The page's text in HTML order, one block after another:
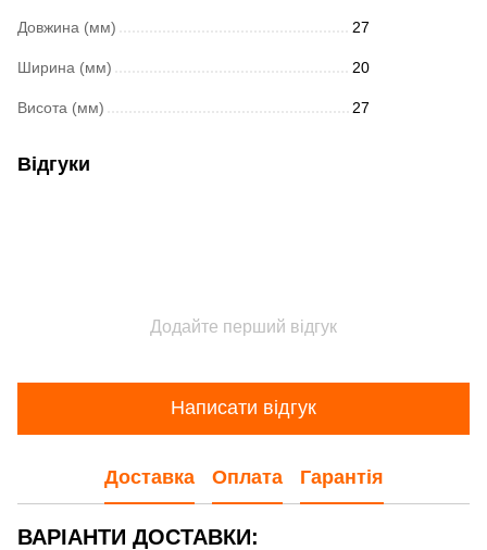
Довжина (мм) 27
Ширина (мм) 20
Висота (мм) 27
Відгуки
Додайте перший відгук
Написати відгук
Доставка Оплата Гарантія
ВАРІАНТИ ДОСТАВКИ: